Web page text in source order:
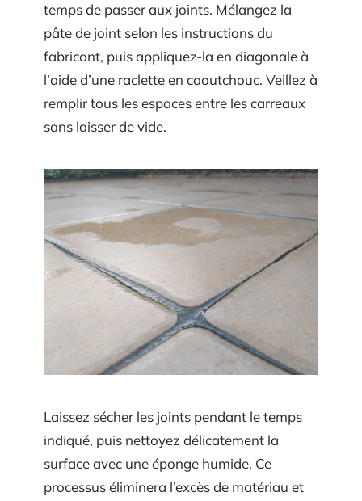
temps de passer aux joints. Mélangez la
pâte de joint selon les instructions du
fabricant, puis appliquez-la en diagonale à
l’aide d’une raclette en caoutchouc. Veillez à
remplir tous les espaces entre les carreaux
sans laisser de vide.
Laissez sécher les joints pendant le temps
indiqué, puis nettoyez délicatement la
surface avec une éponge humide. Ce
processus éliminera l’excès de matériau et